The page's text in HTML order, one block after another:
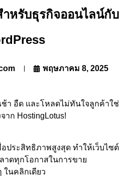
หรับธุรกิจออนไลน์กับ
พฤษภาคม 8, 2025
ช้า อืด และโหลดไม่ทันใจลูกค้าใช่
าก HostingLotus!
ประสิทธิภาพสูงสุด ทำให้เว็บไซต์
าดทุกโอกาสในการขาย
ในคลิกเดียว